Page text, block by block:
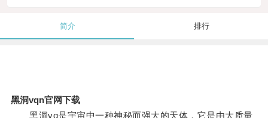
简介 排行
黑洞vqn官网下载
黑洞vq是宇宙中一种神秘而强大的天体，它是由大质量